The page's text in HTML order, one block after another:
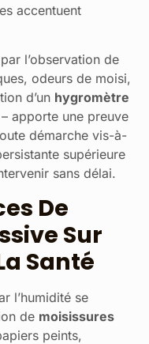
accentuent
l’observation de
odeurs de moisi,
d’un hygromètre
apporte une preuve
démarche vis-à-
supérieure
sans délai.
De
Sur
Santé
l’humidité se
de moisissures
peints,